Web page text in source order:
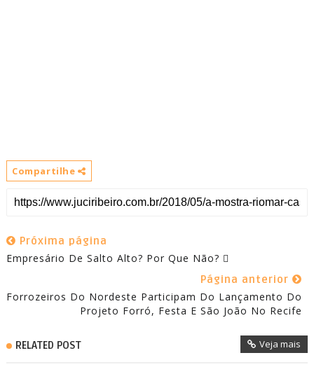
Compartilhe
Próxima página
Empresário De Salto Alto? Por Que Não? 
Página anterior
Forrozeiros Do Nordeste Participam Do Lançamento Do
Projeto Forró, Festa E São João No Recife
RELATED POST Veja mais